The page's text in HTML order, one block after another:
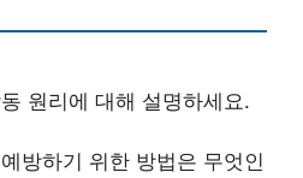
원리에 대해 설명하세요.
방하기 위한 방법은 무엇인